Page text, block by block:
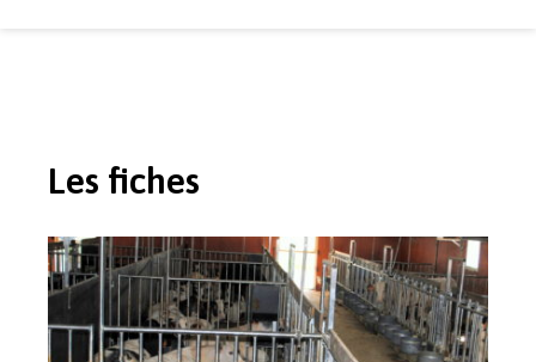
Les fiches